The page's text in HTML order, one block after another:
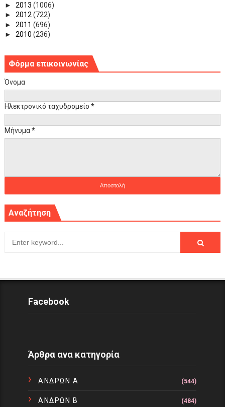
► 2013 (1006)
► 2012(722)
► 2011 (696)
► 2010 (236)
Φόρμα επικοινωνίας
Όνομα
Ηλεκτρονικό ταχυδρομείο *
Μήνυμα*
Αναζήτηση
Facebook
Άρθρα ανα κατηγορία
ΑΝΔΡΩΝ Α (544)
ΑΝΔΡΩΝ Β (484)